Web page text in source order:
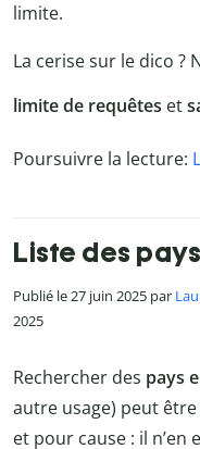
limite.
La cerise sur le dico ?
limite de requêtes et
Poursuivre la lecture:
Liste des
Publié le 27 juin 2025 par
2025
Rechercher des pays
autre usage) peut
et pour cause : il n’en